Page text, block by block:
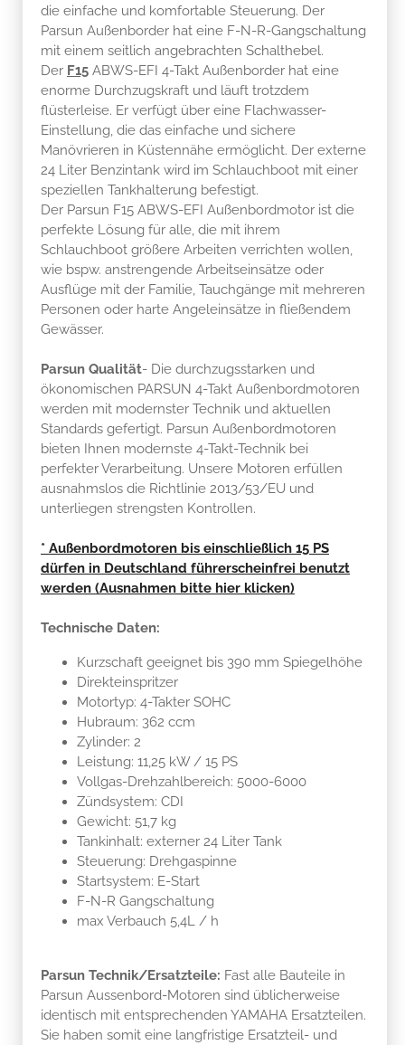
die einfache und komfortable Steuerung. Der
Parsun Außenborder hat eine F-N-R-Gangschaltung
mit einem seitlich angebrachten Schalthebel.
Der F15 ABWS-EFI 4-Takt Außenborder hat eine
enorme Durchzugskraft und läuft trotzdem
flüsterleise. Er verfügt über eine Flachwasser-
Einstellung, die das einfache und sichere
Manövrieren in Küstennähe ermöglicht. Der externe
24 Liter Benzintank wird im Schlauchboot mit einer
speziellen Tankhalterung befestigt.
Der Parsun F15 ABWS-EFI Außenbordmotor ist die
perfekte Lösung für alle, die mit ihrem
Schlauchboot größere Arbeiten verrichten wollen,
wie bspw. anstrengende Arbeitseinsätze oder
Ausflüge mit der Familie, Tauchgänge mit mehreren
Personen oder harte Angeleinsätze in fließendem
Gewässer.
Parsun Qualität- Die durchzugsstarken und
ökonomischen PARSUN 4-Takt Außenbordmotoren
werden mit modernster Technik und aktuellen
Standards gefertigt. Parsun Außenbordmotoren
bieten Ihnen modernste 4-Takt-Technik bei
perfekter Verarbeitung. Unsere Motoren erfüllen
ausnahmslos die Richtlinie 2013/53/EU und
unterliegen strengsten Kontrollen.
* Außenbordmotoren bis einschließlich 15 PS
dürfen in Deutschland führerscheinfrei benutzt
werden (Ausnahmen bitte hier klicken)
Technische Daten:
Kurzschaft geeignet bis 390 mm Spiegelhöhe
Direkteinspritzer
Motortyp: 4-Takter SOHC
Hubraum: 362 ccm
Zylinder: 2
Leistung: 11,25 kW / 15 PS
Vollgas-Drehzahlbereich: 5000-6000
Zündsystem: CDI
Gewicht: 51,7 kg
Tankinhalt: externer 24 Liter Tank
Steuerung: Drehgaspinne
Startsystem: E-Start
F-N-R Gangschaltung
max Verbauch 5,4L / h
Parsun Technik/Ersatzteile: Fast alle Bauteile in
Parsun Aussenbord-Motoren sind üblicherweise
identisch mit entsprechenden YAMAHA Ersatzteilen.
Sie haben somit eine langfristige Ersatzteil- und